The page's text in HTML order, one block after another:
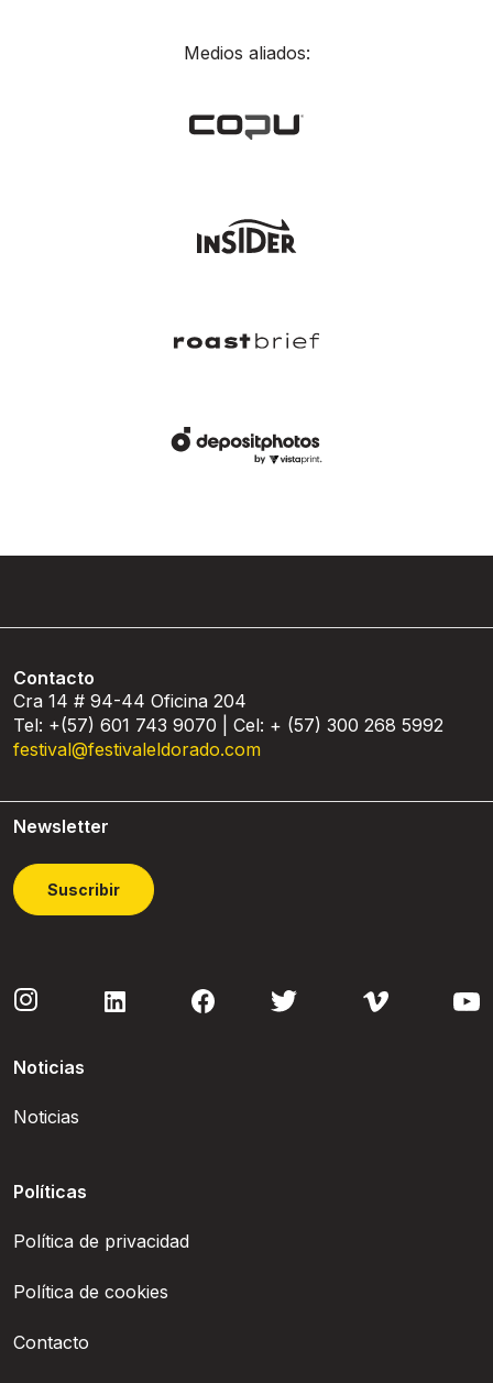
Medios aliados:
Contacto
Cra 14 # 94-44 Oficina 204
Tel: +(57) 601 743 9070 | Cel: + (57) 300 268 5992
festival@festivaleldorado.com
Newsletter
Suscribir
Noticias
Noticias
Políticas
Política de privacidad
Política de cookies
Contacto